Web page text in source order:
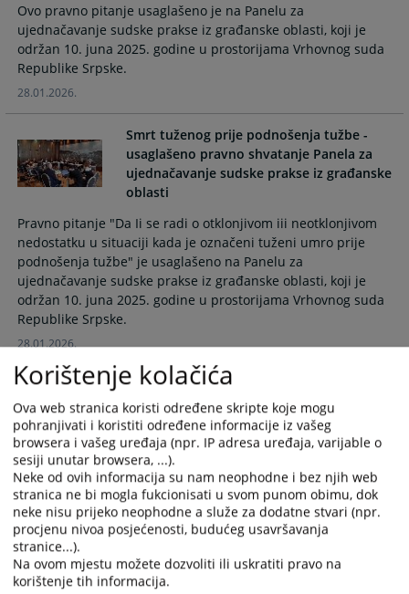
to
get
the
keyboard
shortcuts
for
dates.
to
get
the
for
changing
dates.
Ovo pravno pitanje usaglašeno je na Panelu za
ujednačavanje sudske prakse iz građanske oblasti, koji je
održan 10. juna 2025. godine u prostorijama Vrhovnog suda
Republike Srpske.
28.01.2026.
Smrt tuženog prije podnošenja tužbe -
usaglašeno pravno shvatanje Panela za
ujednačavanje sudske prakse iz građanske
oblasti
Pravno pitanje "Da Ii se radi o otklonjivom iii neotklonjivom
nedostatku u situaciji kada je označeni tuženi umro prije
podnošenja tužbe" je usaglašeno na Panelu za
ujednačavanje sudske prakse iz građanske oblasti, koji je
održan 10. juna 2025. godine u prostorijama Vrhovnog suda
Republike Srpske.
28.01.2026.
Trasirana i vlastita mjenica
U skladu sa Pravilima panela za ujednačavanje sudske
prakse, ovo pravno pitanje usuglašeno je na Panelu za
ujednačavanje sudske prakse iz građanskog područja, koji je
održan 7. listopada 2025. godine u prostorijama
Pravosudnog povjerenstva Brčko distrikta Bosne i
Hercegovine.
11.12.2025.
Korištenje kolačića
Ova web stranica koristi određene skripte koje mogu
pohranjivati i koristiti određene informacije iz vašeg
browsera i vašeg uređaja (npr. IP adresa uređaja, varijable o
sesiji unutar browsera, ...).
Neke od ovih informacija su nam neophodne i bez njih web
stranica ne bi mogla fukcionisati u svom punom obimu, dok
neke nisu prijeko neophodne a služe za dodatne stvari (npr.
procjenu nivoa posjećenosti, budućeg usavršavanja
stranice...).
Na ovom mjestu možete dozvoliti ili uskratiti pravo na
korištenje tih informacija.